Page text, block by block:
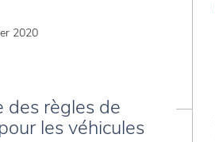
2020
des règles de
les véhicules